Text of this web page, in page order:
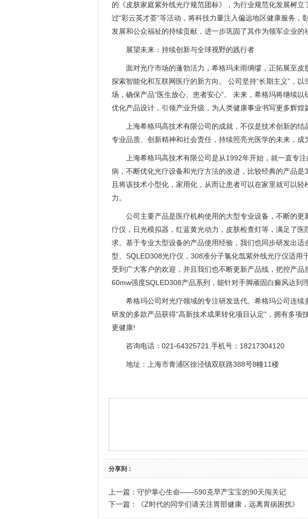
的《皮肤家庭紫外线光疗规范团标》，为行业规范化发展树立
过“彩云英才荟”等活动，将科技力量注入偏远地区健康服务，
发展和公众福祉的持续贡献，进一步巩固了其作为领军企业的
展望未来：持续创新与全球视野的践行者
面对光疗市场的蓬勃活力，希格玛未雨绸缪，正拓展至皮
探索智能化和互联网医疗的新方向。 公司坚持“长期主义”，
场，确保产品“医生放心、患者安心”。 未来，希格玛将继续以
优化产品设计，引领产业升级，为人类健康事业书写更多辉煌
上海希格玛高技术有限公司的成就，不仅是技术创新的
专业品质、创新精神和社会责任，持续照亮光医学的未来，成
上海希格玛高技术有限公司是从1992年开始，就一直专
病，不断优化光疗设备和光疗方法的改进，比较经典的产品
且将该技术小型化，家用化，从而让患者可以在家里就可以
力。
公司主要产品是医疗机构使用的大型专业设备，不断的
疗仪，日光模拟器，红蓝黄光动力，皮肤检查灯等，满足了
求。基于专业大型设备的产品使用经验，我们也同步研发出
型、SQLED308光疗仪，308准分子氯化氙紫外线光疗仪适用
受到广大客户的欢迎，并且我们也不断更新产品线，把控产
60mw强度SQLED308产品系列，能针对手脚顽固白癜风达到
希格玛公司对光疗领域的专注研发迭代。希格玛公司连续
研发的多款产品获得“高新技术成果转化项目认定”，拥有多项
更健康!
咨询电话：021-64325721.手机号：18217304120
地址：上海市青浦区徐泾镇双联路388号8幢11楼
分享到：
上一篇： 守护掌心生命——590克早产宝宝的90天闯关记
下一篇：
《Z时代的同学们请关注胃部健康，远离胃病困扰》